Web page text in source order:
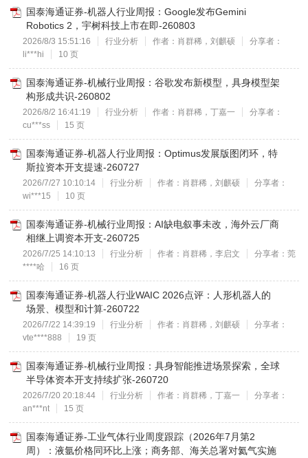
国泰海通证券-机器人行业周报：Google发布Gemini
Robotics 2，宇树科技上市在即-260803
2026/8/3 15:51:16 行业分析 作者：肖群稀，刘麒硕
分享者：
li***hi
10 页
国泰海通证券-机械行业周报：谷歌发布新模型，具身模型架
构形成共识-260802
2026/8/2 16:41:19 行业分析 作者：肖群稀，丁嘉一
分享者：
cu***ss
15 页
国泰海通证券-机器人行业周报：Optimus发展版图闭环，特
斯拉资本开支提速-260727
2026/7/27 10:10:14 行业分析 作者：肖群稀，刘麒硕
分享者：
wi***15
10 页
国泰海通证券-机械行业周报：AI缺电叙事未改，海外云厂商
相继上调资本开支-260725
2026/7/25 14:10:13 行业分析 作者：肖群稀，李启文
分享者：莞
****哈
16 页
国泰海通证券-机器人行业WAIC 2026点评：人形机器人的
场景、模型和计算-260722
2026/7/22 14:39:19 行业分析 作者：肖群稀，刘麒硕
分享者：
vte****888
19 页
国泰海通证券-机械行业周报：具身智能推进场景探索，全球
半导体资本开支持续扩张-260720
2026/7/20 20:18:44 行业分析 作者：肖群稀，丁嘉一
分享者：
an***nt
15 页
国泰海通证券-工业气体行业周度跟踪（2026年7月第2
周）：液氩价格同环比上涨；商务部、海关总署对氦气实施